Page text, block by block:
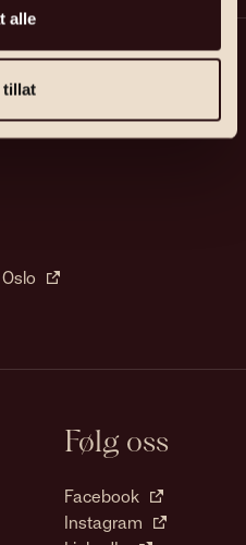
alle
tillat
Følg oss
Facebook
Instagram